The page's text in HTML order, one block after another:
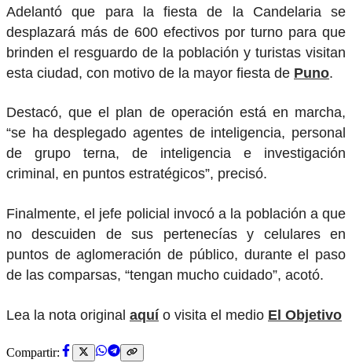
Adelantó que para la fiesta de la Candelaria se
desplazará más de 600 efectivos por turno para que
brinden el resguardo de la población y turistas visitan
esta ciudad, con motivo de la mayor fiesta de Puno.
Destacó, que el plan de operación está en marcha,
“se ha desplegado agentes de inteligencia, personal
de grupo terna, de inteligencia e investigación
criminal, en puntos estratégicos”, precisó.
Finalmente, el jefe policial invocó a la población a que
no descuiden de sus pertenecías y celulares en
puntos de aglomeración de público, durante el paso
de las comparsas, “tengan mucho cuidado”, acotó.
Lea la nota original aquío visita el medio El Objetivo
Compartir: